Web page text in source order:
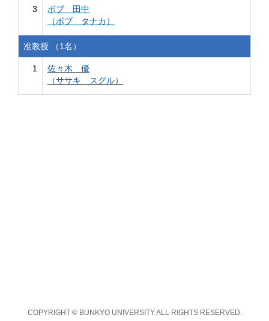
3
ボブ 田中
（ボブ タナカ）
准教授 （1名）
1
佐々木 優
（ササキ スグル）
COPYRIGHT © BUNKYO UNIVERSITY ALL RIGHTS RESERVED.